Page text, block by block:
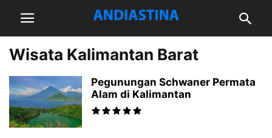
Wisata Kalimantan Barat
Pegunungan Schwaner Permata
Alam di Kalimantan